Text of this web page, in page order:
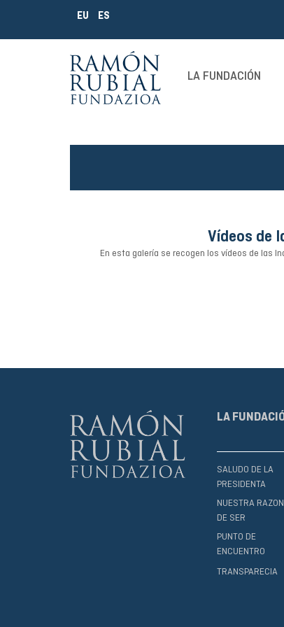
EU ES
LA FUNDACIÓN
Vídeos de
En esta galería se recogen los vídeos de las
LA
SALUDO DE LA
PRESIDENTA
NUESTRA RAZON
DE SER
PUNTO DE
ENCUENTRO
TRANSPARECIA